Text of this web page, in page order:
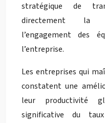
stratégique de
directement la
l’engagement des
l’entreprise.
Les entreprises qui
constatent une
leur productivité
significative du